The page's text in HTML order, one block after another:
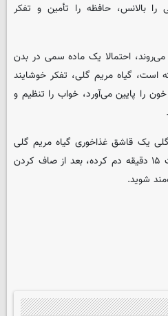
بالانس، حافظه را تأمین و تفکر
احتمالا یک ماده سمی در بدن
است، گیاه مریم گلی، تفکر خوشایند
را پایین می‌آورد، خواب را تنظیم و
یک قاشق غذاخوری گیاه مریم گلی
را در یک لیوان آب جوش به مدت ۱۵ دقیقه دم کرده، بعد از صاف کردن
شوید.